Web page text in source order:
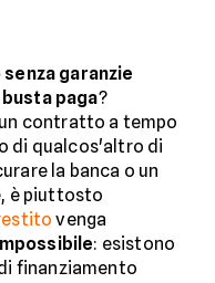
garanzie
busta paga?
contratto a tempo
di qualcos'altro di
la banca o un
è piuttosto
venga
: esistono
finanziamento